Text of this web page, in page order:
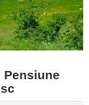
Pensiune